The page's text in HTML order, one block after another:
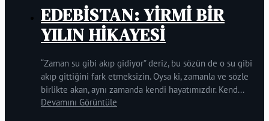
EDEBİSTAN: YİRMİ BİR
YILIN HİKAYESİ
“Zaman su gibi akıp gidiyor” deriz, bu sözün de o su gibi
akıp gittiğini fark etmeksizin. Oysa ki, zamanla ve sözle
birlikte akan, aynı zamanda kendi hayatımızdır. Kend...
Devamını Görüntüle